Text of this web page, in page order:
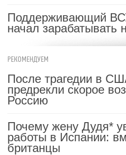
Поддерживающий
начал зарабатывать
РЕКОМЕНДУЕМ
После трагедии в
предрекли скорое
Россию
Почему жену Дудя*
работы в Испании:
британцы